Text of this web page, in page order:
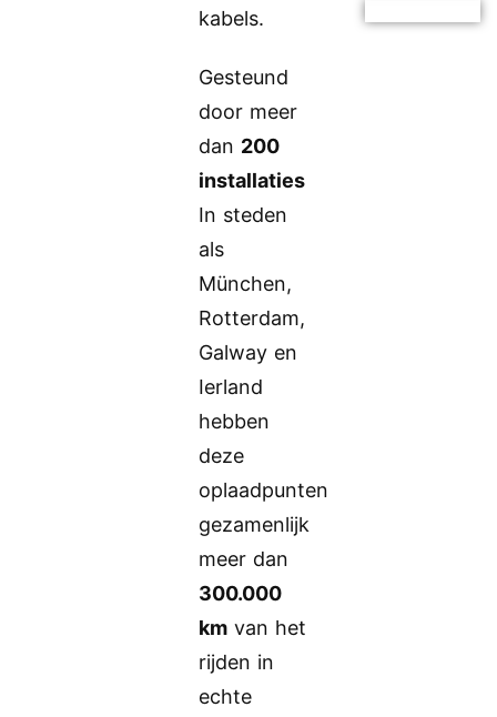
kabels.
Gesteund
door meer
dan 200
installaties
In steden
als
München,
Rotterdam,
Galway en
Ierland
hebben
deze
oplaadpunten
gezamenlijk
meer dan
300.000
km van het
rijden in
echte